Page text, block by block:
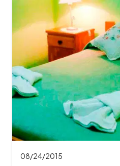
08/24/2015